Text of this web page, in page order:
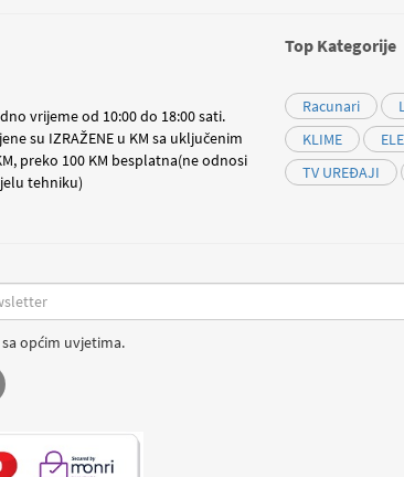
vrijeme od 10:00 do 18:00 sati.
su IZRAŽENE u KM sa uključenim
preko 100 KM besplatna(ne odnosi
tehniku)
Top Kategorije
Racunari
KLIME
TV UREĐAJI
općim uvjetima.